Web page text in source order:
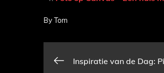
By Tom
Inspiratie van de Dag: